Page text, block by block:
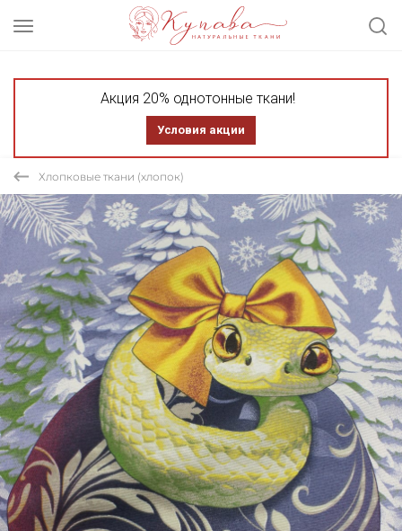
Акция 20% однотонные ткани!
Условия акции
Хлопковые ткани (хлопок)